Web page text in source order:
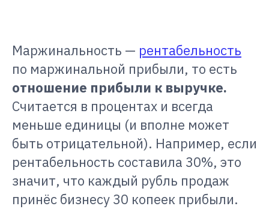
Маржинальность — рентабельность
по маржинальной прибыли, то есть
отношение прибыли к выручке.
Считается в процентах и всегда
меньше единицы (и вполне может
быть отрицательной). Например, если
рентабельность составила 30%, это
значит, что каждый рубль продаж
принёс бизнесу 30 копеек прибыли.